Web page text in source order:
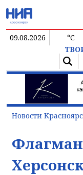
09.08.2026 °C
Новости